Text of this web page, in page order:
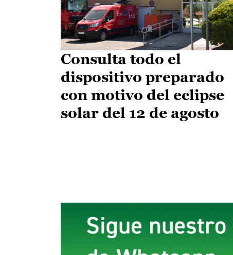
Consulta todo el
dispositivo preparado
con motivo del eclipse
solar del 12 de agosto